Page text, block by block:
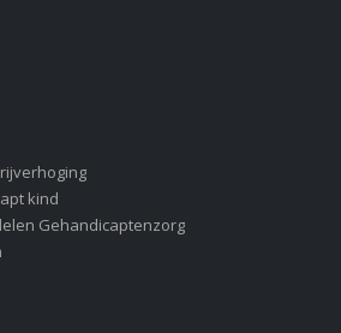
kind
Gehandicaptenzorg